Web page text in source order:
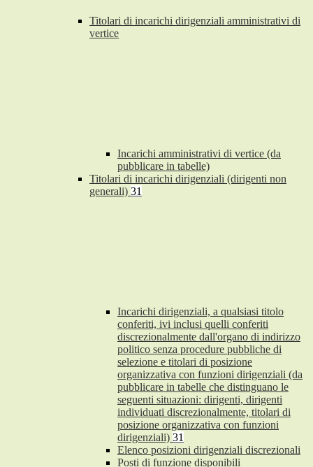
Titolari di incarichi dirigenziali amministrativi di
vertice
Incarichi amministrativi di vertice (da
pubblicare in tabelle)
Titolari di incarichi dirigenziali (dirigenti non
generali) 31
Incarichi dirigenziali, a qualsiasi titolo
conferiti, ivi inclusi quelli conferiti
discrezionalmente dall'organo di indirizzo
politico senza procedure pubbliche di
selezione e titolari di posizione
organizzativa con funzioni dirigenziali (da
pubblicare in tabelle che distinguano le
seguenti situazioni: dirigenti, dirigenti
individuati discrezionalmente, titolari di
posizione organizzativa con funzioni
dirigenziali) 31
Elenco posizioni dirigenziali discrezionali
Posti di funzione disponibili